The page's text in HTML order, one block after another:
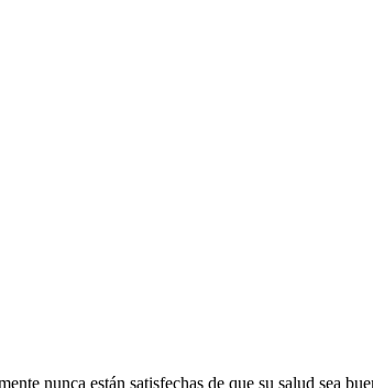
nunca están satisfechas de que su salud sea